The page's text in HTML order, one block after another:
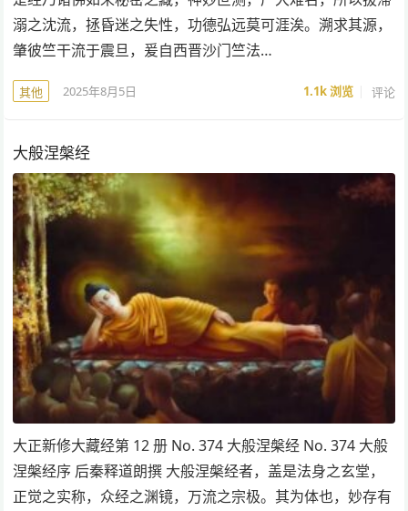
溺之沈流，拯昏迷之失性，功德弘远莫可涯涘。溯求其源，
肇彼竺干流于震旦，爰自西晋沙门竺法…
其他 2025年8月5日 1.1k浏览 评论
大般涅槃经
大正新修大藏经第 12 册 No. 374 大般涅槃经 No. 374 大般
涅槃经序 后秦释道朗撰 大般涅槃经者，盖是法身之玄堂，
正觉之实称，众经之渊镜，万流之宗极。其为体也，妙存有